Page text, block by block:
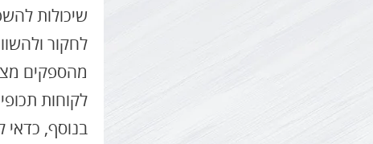
שיכולות
לחקור
מהספקים
לקוחות
בנוסף, כדאי